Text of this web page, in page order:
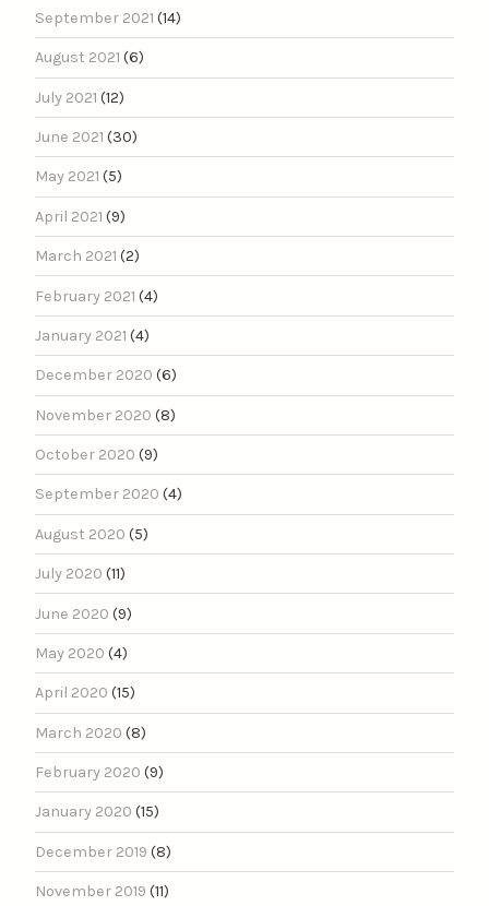
September 2021 (14)
August 2021 (6)
July 2021 (12)
June 2021 (30)
May 2021 (5)
April 2021 (9)
March 2021 (2)
February 2021 (4)
January 2021 (4)
December 2020 (6)
November 2020 (8)
October 2020 (9)
September 2020 (4)
August 2020 (5)
July 2020 (11)
June 2020 (9)
May 2020 (4)
April 2020 (15)
March 2020 (8)
February 2020 (9)
January 2020 (15)
December 2019 (8)
November 2019 (11)